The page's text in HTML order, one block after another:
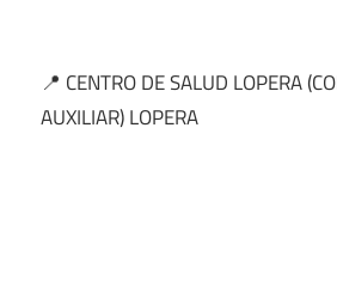
📍 CENTRO DE SALUD LOPERA
AUXILIAR) LOPERA